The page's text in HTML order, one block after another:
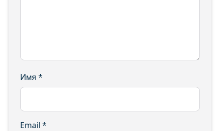
Имя *
Email *